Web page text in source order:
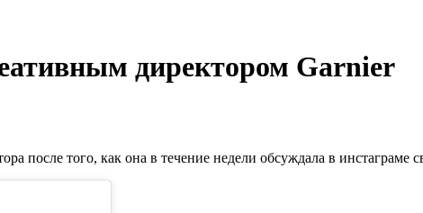
директором Garnier
после того, как она в течение недели обсуждала в